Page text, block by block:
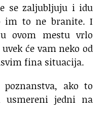
se zaljubljuju i idu
im to ne branite. I
ovom mestu vrlo
će vam neko od
fina situacija.
ako to
jedni na